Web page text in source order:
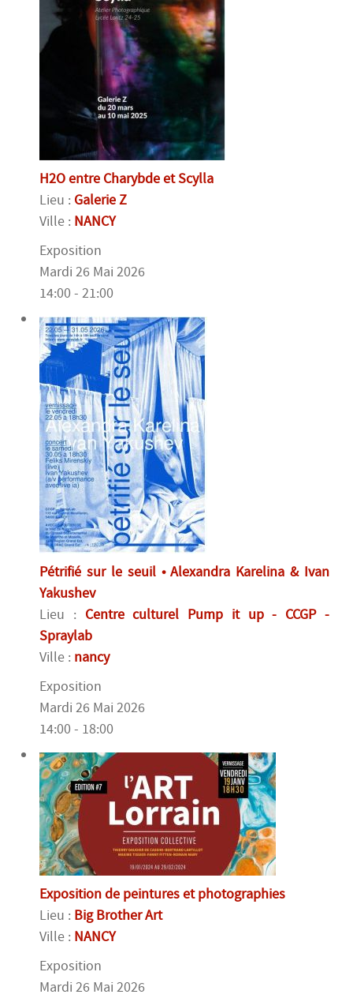
H2O entre Charybde et Scylla
Lieu : Galerie Z
Ville : NANCY
Exposition
Mardi 26 Mai 2026
14:00 - 21:00
Pétrifié sur le seuil • Alexandra Karelina & Ivan
Yakushev
Lieu : Centre culturel Pump it up - CCGP -
Spraylab
Ville : nancy
Exposition
Mardi 26 Mai 2026
14:00 - 18:00
Exposition de peintures et photographies
Lieu : Big Brother Art
Ville : NANCY
Exposition
Mardi 26 Mai 2026